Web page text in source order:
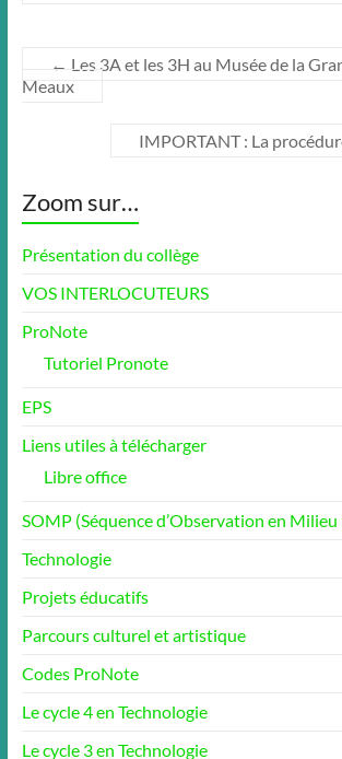
← Les 3A et les 3H au Musée de la
Meaux
IMPORTANT : La
Zoom sur…
Présentation du collège
VOS INTERLOCUTEURS
ProNote
Tutoriel Pronote
EPS
Liens utiles à télécharger
Libre office
SOMP (Séquence d’Observation en
Technologie
Projets éducatifs
Parcours culturel et artistique
Codes ProNote
Le cycle 4 en Technologie
Le cycle 3 en Technologie